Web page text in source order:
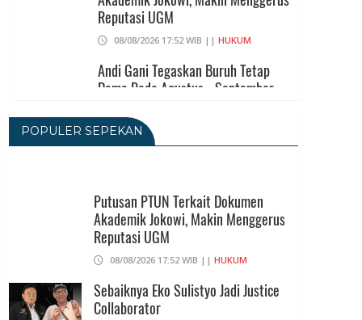
Reputasi UGM
08/08/2026 17:52 WIB || HUKUM
Andi Gani Tegaskan Buruh Tetap
Demo Pada Agustus - September
07/08/2026 20:52 WIB ||
07/08/2026 19:06 WIB || HUKUM
Sidang Praperadilan Keempat Roy
Suryo Ditinda
07/08/2026 17:10 WIB ||
POPULER SEPEKAN
Putusan PTUN Terkait Dokumen
Akademik Jokowi, Makin Menggerus
Reputasi UGM
08/08/2026 17:52 WIB || HUKUM
Sebaiknya Eko Sulistyo Jadi Justice
Collaborator